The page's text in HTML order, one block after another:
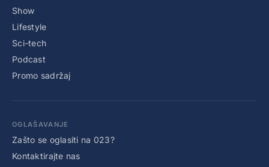
Show
Lifestyle
Sci-tech
Podcast
Promo sadržaj
OGLAŠAVANJE
Zašto se oglasiti na 023?
Kontaktirajte nas